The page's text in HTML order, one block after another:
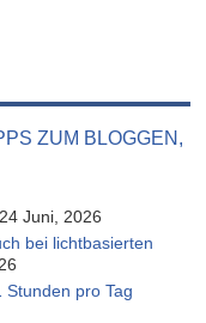
ZUM BLOGGEN,
Juni, 2026
bei lichtbasierten
Stunden pro Tag